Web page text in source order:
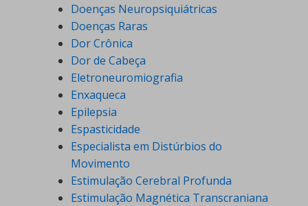
Doenças Neuropsiquiátricas
Doenças Raras
Dor Crônica
Dor de Cabeça
Eletroneuromiografia
Enxaqueca
Epilepsia
Espasticidade
Especialista em Distúrbios do
Movimento
Estimulação Cerebral Profunda
Estimulação Magnética Transcraniana